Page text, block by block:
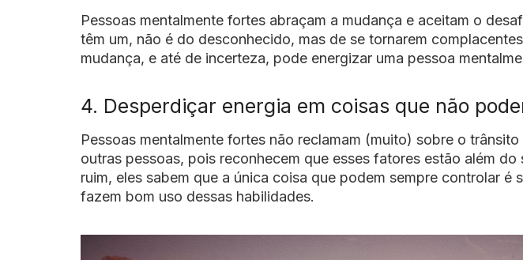
Pessoas mentalmente fortes abraçam a mudança e aceitam o
têm um, não é do desconhecido, mas de se tornarem
mudança, e até de incerteza, pode energizar uma pessoa
4. Desperdiçar energia em coisas que não
Pessoas mentalmente fortes não reclamam (muito) sobre o
outras pessoas, pois reconhecem que esses fatores estão além do
ruim, eles sabem que a única coisa que podem sempre controlar é
fazem bom uso dessas habilidades.